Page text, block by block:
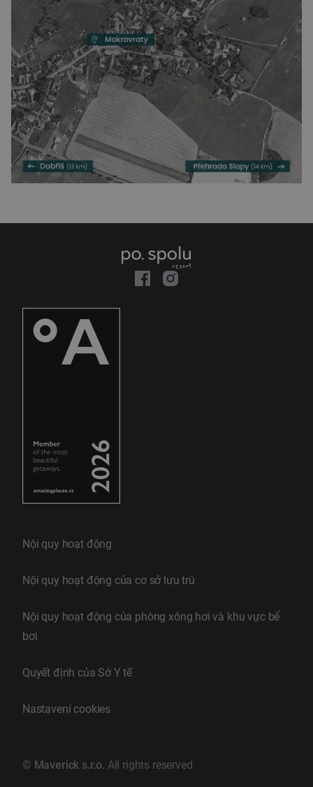
Nội quy hoạt động
Nội quy hoạt động của cơ sở lưu trú
Nội quy hoạt động của phòng xông hơi và khu vực bể
bơi
Quyết định của Sở Y tế
Nastavení cookies
© Maverick s.r.o. All rights reserved